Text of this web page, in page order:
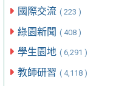
國際交流 ( 223 )
綠園新聞 ( 408 )
學生園地 ( 6,291 )
教師研習 ( 4,118 )